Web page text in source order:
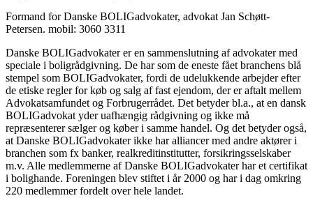
Formand for Danske BOLIGadvokater, advokat Jan Schøtt-
Petersen. mobil: 3060 3311
Danske BOLIGadvokater er en sammenslutning af advokater med
speciale i boligrådgivning. De har som de eneste fået branchens blå
stempel som BOLIGadvokater, fordi de udelukkende arbejder efter
de etiske regler for køb og salg af fast ejendom, der er aftalt mellem
Advokatsamfundet og Forbrugerrådet. Det betyder bl.a., at en dansk
BOLIGadvokat yder uafhængig rådgivning og ikke må
repræsenterer sælger og køber i samme handel. Og det betyder også,
at Danske BOLIGadvokater ikke har alliancer med andre aktører i
branchen som fx banker, realkreditinstitutter, forsikringsselskaber
m.v. Alle medlemmerne af Danske BOLIGadvokater har et certifikat
i bolighande. Foreningen blev stiftet i år 2000 og har i dag omkring
220 medlemmer fordelt over hele landet.